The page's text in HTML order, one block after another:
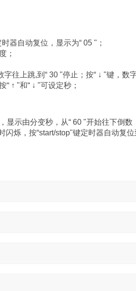
器自动复位，显示为“ 05 "；
；
往上跳,到“ 30 "停止；按“ ↓ "键，数
↑ "和“ ↓ "可设定秒；
示由分变秒，从“ 60 "开始往下倒数
烁，按“start/stop"键定时器自动复位